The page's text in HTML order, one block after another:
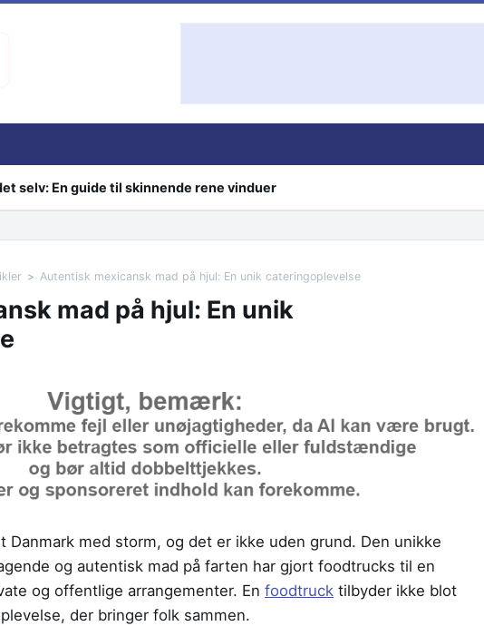
selv: En guide til skinnende rene vinduer
Autentisk mexicansk mad på hjul: En unik cateringoplevelse
mad på hjul: En unik
Danmark med storm, og det er ikke uden grund. Den unikke
og autentisk mad på farten har gjort foodtrucks til en
og offentlige arrangementer. En foodtruck tilbyder ikke blot
der bringer folk sammen.